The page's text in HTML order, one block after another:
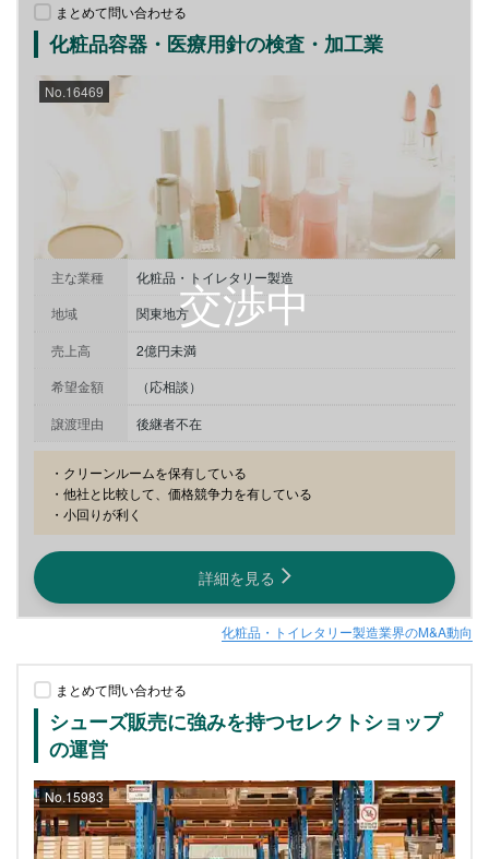
まとめて問い合わせる
化粧品容器・医療用針の検査・加工業
No.16469
主な業種
化粧品・トイレタリー製造
地域
関東地方
売上高
2億円未満
希望金額
（応相談）
譲渡理由
後継者不在
・クリーンルームを保有している
・他社と比較して、価格競争力を有している
・小回りが利く
詳細を見る
化粧品・トイレタリー製造業界のM&A動向
まとめて問い合わせる
シューズ販売に強みを持つセレクトショップ
の運営
No.15983